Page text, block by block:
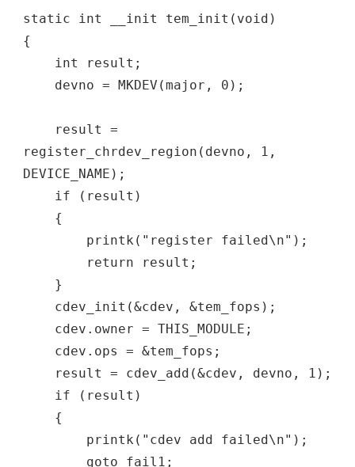
static int __init tem_init(void)
{
int result;
devno = MKDEV(major, 0);
result =
register_chrdev_region(devno, 1,
DEVICE_NAME);
if (result)
{
printk("register failed\n");
return result;
}
cdev_init(&cdev, &tem_fops);
cdev.owner = THIS_MODULE;
cdev.ops = &tem_fops;
result = cdev_add(&cdev, devno, 1);
if (result)
{
printk("cdev add failed\n");
goto fail1;